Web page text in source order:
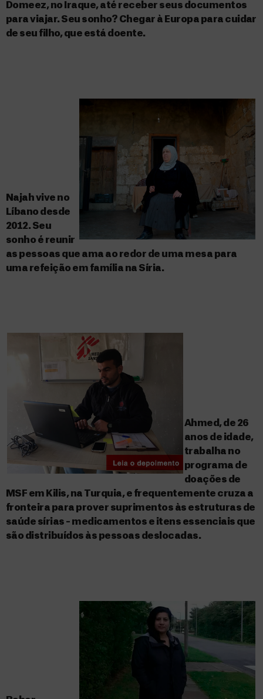
Domeez, no Iraque, até receber seus documentos
para viajar. Seu sonho? Chegar à Europa para cuidar
de seu filho, que está doente.
Najah vive no
Líbano desde
2012. Seu
sonho é reunir
as pessoas que ama ao redor de uma mesa para
uma refeição em família na Síria.
Ahmed, de 26
anos de idade,
trabalha no
programa de
doações de
MSF em Kilis, na Turquia, e frequentemente cruza a
fronteira para prover suprimentos às estruturas de
saúde sírias – medicamentos e itens essenciais que
são distribuídos às pessoas deslocadas.